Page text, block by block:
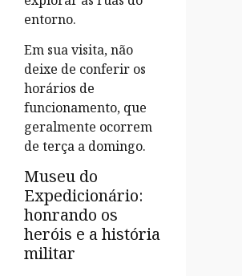
entorno.
Em sua visita, não
deixe de conferir os
horários de
funcionamento, que
geralmente ocorrem
de terça a domingo.
Museu do
Expedicionário:
honrando os
heróis e a história
militar